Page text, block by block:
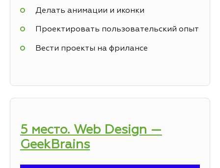
Делать анимации и иконки
Проектировать пользовательский опыт
Вести проекты на фрилансе
5 место. Web Design —
GeekBrains